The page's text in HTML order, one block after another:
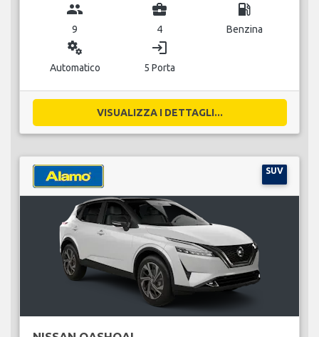
group
9
business_center
4
local_gas_station
Benzina
miscellaneous_services
Automatico
login
5 Porta
VISUALIZZA I DETTAGLI...
SUV